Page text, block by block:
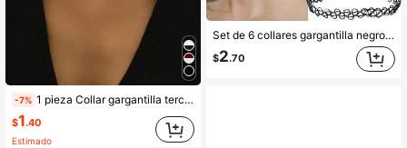
-7% 1 pieza Collar gargantilla terciopelo negro de tela verano delgado bohemio para mujeres
$1.40
Estimado
Set de 6 collares gargantilla negros con flor, collar de encaje de terciopelo elástico clásico tipo tatuaje para mujeres
$2.70